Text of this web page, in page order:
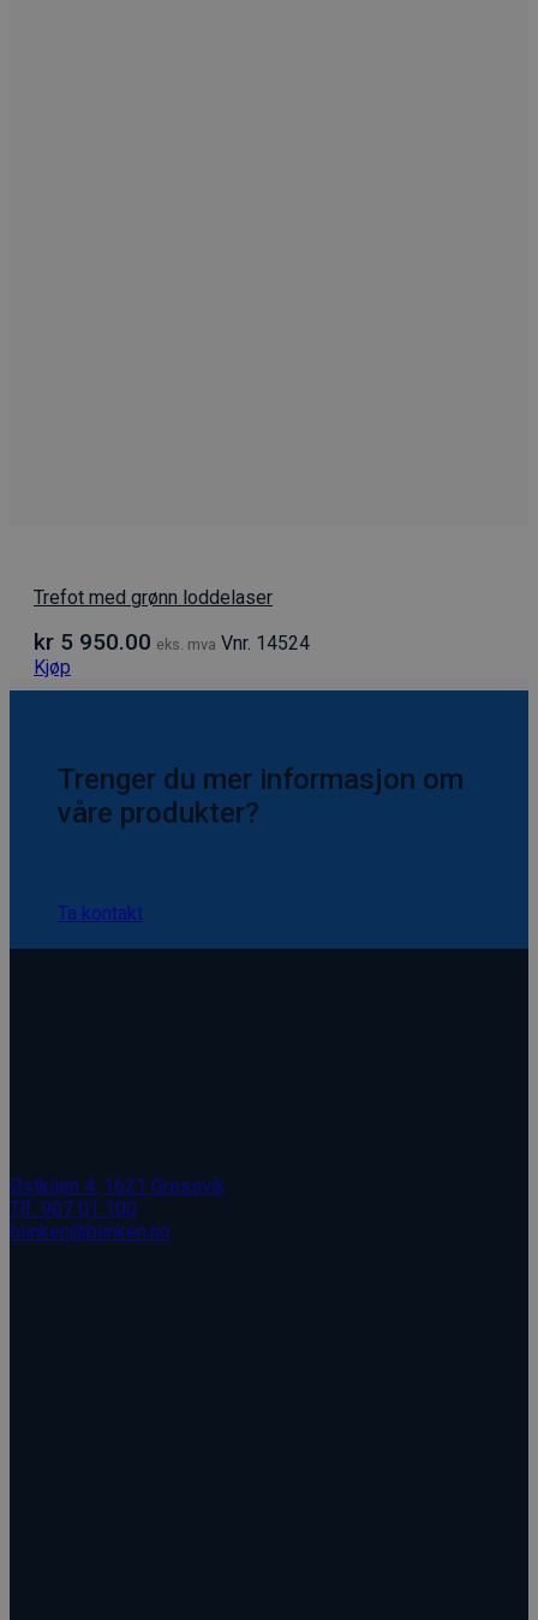
Trefot med grønn loddelaser
kr 5 950.00 eks. mva Vnr. 14524
Kjøp
Trenger du mer informasjon om
våre produkter?
Ta kontakt
Østkilen 4, 1621 Gressvik
Tlf. 907 01 100
blinken@blinken.no